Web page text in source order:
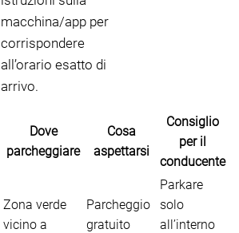
macchina/app per
corrispondere
all’orario esatto di
arrivo.
Dove
parcheggiare
Cosa
aspettarsi
Consiglio
per il
conducente
Zona verde
vicino a
Parcheggio
gratuito
Parkare
solo
all’interno